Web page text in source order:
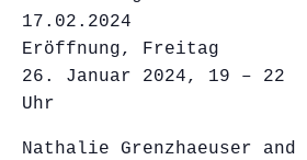
17.02.2024
Eröffnung, Freitag
26. Januar 2024, 19 – 22
Uhr
Nathalie Grenzhaeuser and